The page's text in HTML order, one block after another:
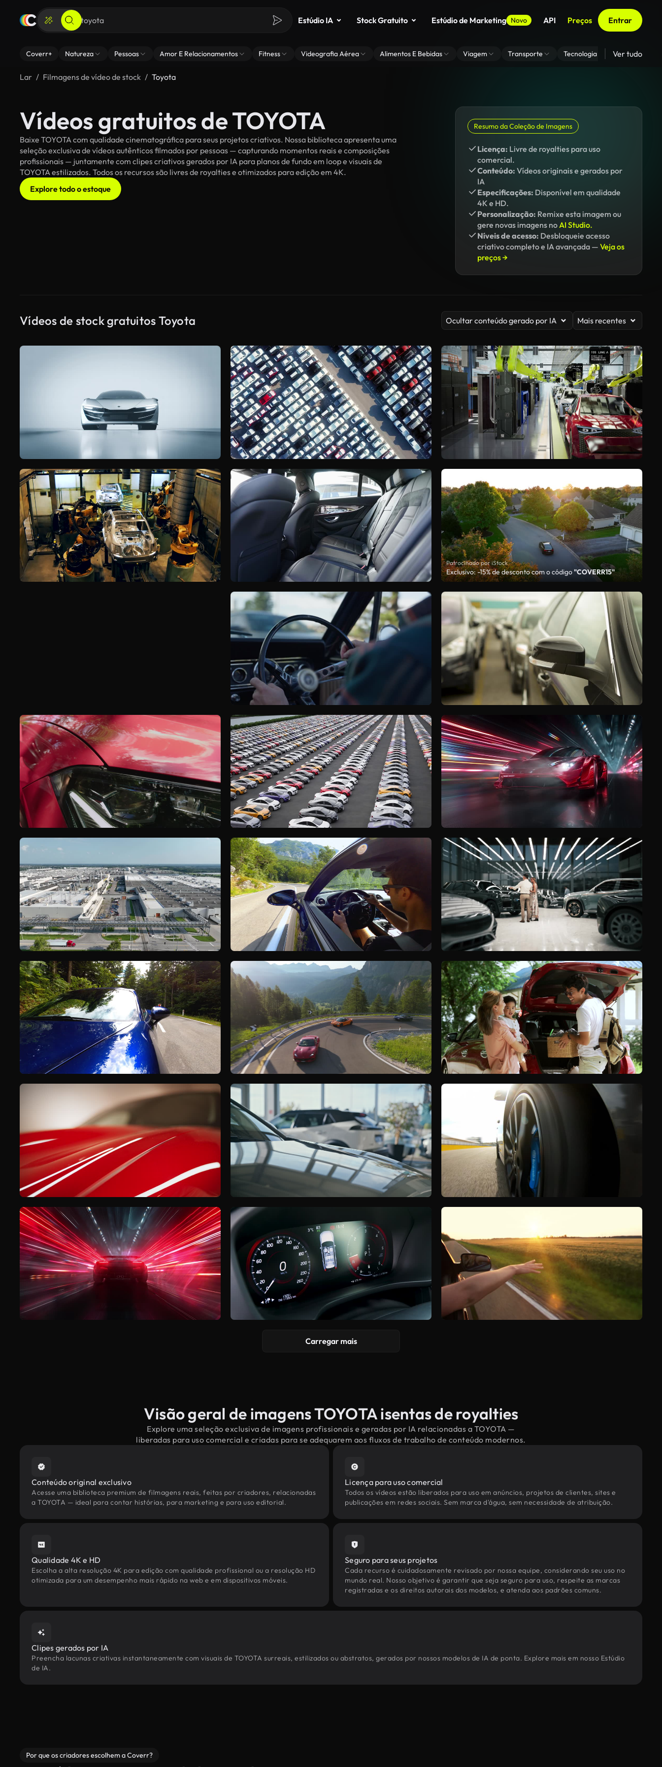
Estúdio IA Stock Gratuito Estúdio de Marketing Novo API Preços Entrar
Coverr+ Natureza Pessoas Amor E Relacionamentos Fitness Videografia Aérea Alimentos E Bebidas Viagem Transporte Tecnologia Zoom De
Ver tudo
Lar Filmagens de vídeo de stock Toyota
Vídeos gratuitos de TOYOTA
Baixe TOYOTA com qualidade cinematográfica para seus projetos criativos. Nossa biblioteca apresenta uma
seleção exclusiva de vídeos autênticos filmados por pessoas — capturando momentos reais e composições
profissionais — juntamente com clipes criativos gerados por IA para planos de fundo em loop e visuais de
TOYOTA estilizados. Todos os recursos são livres de royalties e otimizados para edição em 4K.
Explore todo o estoque
Resumo da Coleção de Imagens
Licença: Livre de royalties para uso
comercial.
Conteúdo: Vídeos originais e gerados por
IA
Especificações: Disponível em qualidade
4K e HD.
Personalização: Remixe esta imagem ou
gere novas imagens noAI Studio.
Níveis de acesso: Desbloqueie acesso
criativo completo e IA avançada — Veja os
preços →
Vídeos de stock gratuitos Toyota Ocultar conteúdo gerado por IA Mais recentes
Patrocinado por iStock
Exclusivo: -15% de desconto com o código"COVERR15"
Carregar mais
Visão geral de imagens TOYOTA isentas de royalties
Explore uma seleção exclusiva de imagens profissionais e geradas por IA relacionadas a TOYOTA —
liberadas para uso comercial e criadas para se adequarem aos fluxos de trabalho de conteúdo modernos.
Conteúdo original exclusivo
Acesse uma biblioteca premium de filmagens reais, feitas por criadores, relacionadas
a TOYOTA — ideal para contar histórias, para marketing e para uso editorial.
Licença para uso comercial
Todos os vídeos estão liberados para uso em anúncios, projetos de clientes, sites e
publicações em redes sociais. Sem marca d'água, sem necessidade de atribuição.
Qualidade 4K e HD
Escolha a alta resolução 4K para edição com qualidade profissional ou a resolução HD
otimizada para um desempenho mais rápido na web e em dispositivos móveis.
Seguro para seus projetos
Cada recurso é cuidadosamente revisado por nossa equipe, considerando seu uso no
mundo real. Nosso objetivo é garantir que seja seguro para uso, respeite as marcas
registradas e os direitos autorais dos modelos, e atenda aos padrões comuns.
Clipes gerados por IA
Preencha lacunas criativas instantaneamente com visuais de TOYOTA surreais, estilizados ou abstratos, gerados por nossos modelos de IA de ponta. Explore mais em nosso Estúdio
de IA.
Por que os criadores escolhem a Coverr?